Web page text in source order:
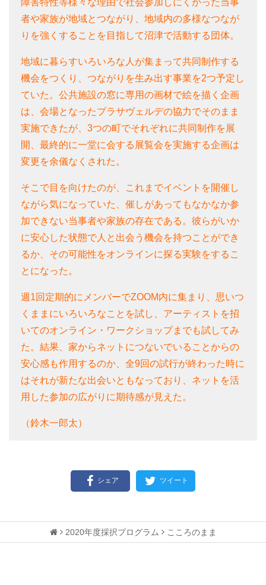
障害特性等様々な理由で社会参加しにくかった当事
者や家族が地域とつながり、地域内の多様なつなが
りを強くすることを目指して沼津で活動する団体。
地域に暮らすいろいろな人が集まって共同制作する
機会をつくり、つながりを生み出す事業を2つ予定し
ていた。公共施設の窓に専用の画材で絵を描く企画
は、会場となったプラサヴェルデの協力でそのまま
実施できたが、3つの町でそれぞれに共同制作を展
開、最終的に一堂に会する展覧会を実施する企画は
変更を余儀なくされた。
そこで目を向けたのが、これまでイベントを開催し
ながら気になっていた、催しがあってもなかなか参
加できない当事者や家族の存在である。彼らがいか
に安心した状態で人と出会う機会を持つことができ
るか、その可能性をオンラインに探る実験をするこ
とになった。
週1回定期的にメンバーでZOOM内に集まり、思いつ
くままにいろいろなことを試し、アーティストを招
いてのオンライン・ワークショップまでも試してみ
た。結果、家からネットにつないでいることからの
安心感も作用するのか、全9回の試行が終わった時に
はそれが新たな出会いともなっており、ネットを活
用した参加の広がりに期待感が見えた。
（鈴木一郎太）
シェア ツイート
2020年度採択プログラム こころのまま